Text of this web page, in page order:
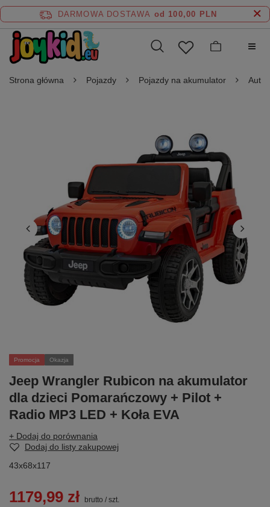
DARMOWA DOSTAWA od 100,00 PLN
Strona główna Pojazdy Pojazdy na akumulator Auta
Promocja Okazja
Jeep Wrangler Rubicon na akumulator
dla dzieci Pomarańczowy + Pilot +
Radio MP3 LED + Koła EVA
+ Dodaj do porównania
Dodaj do listy zakupowej
43x68x117
1179,99 zł brutto / szt.